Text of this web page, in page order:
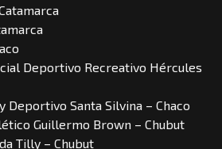
Deportivo Recreativo Hércules
Deportivo Santa Silvina – Chaco
Guillermo Brown – Chubut
Tilly – Chubut